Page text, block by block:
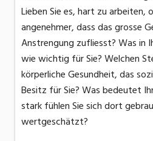
Lieben Sie es, hart zu arbeiten,
angenehmer, dass das grosse
Anstrengung zufliesst? Was in
wie wichtig für Sie? Welchen
körperliche Gesundheit, das
Besitz für Sie? Was bedeutet
stark fühlen Sie sich dort
wertgeschätzt?